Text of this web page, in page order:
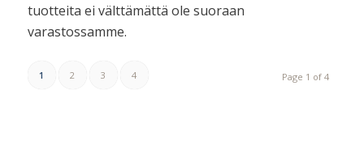
tuotteita ei välttämättä ole suoraan
varastossamme.
Page 1 of 4
1 2 3 4